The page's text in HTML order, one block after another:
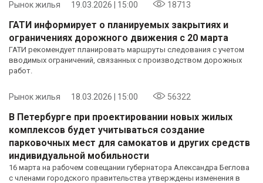
Рынок жилья 19.03.2026 | 15:00 18713
ГАТИ информирует о планируемых закрытиях и
ограничениях дорожного движения с 20 марта
ГАТИ рекомендует планировать маршруты следования с учетом
вводимых ограничений, связанных с производством дорожных
работ.
Рынок жилья 18.03.2026 | 15:00 56322
В Петербурге при проектировании новых жилых
комплексов будет учитываться создание
парковочных мест для самокатов и других средств
индивидуальной мобильности
16 марта на рабочем совещании губернатора Александра Беглова
с членами городского правительства утверждены изменения в